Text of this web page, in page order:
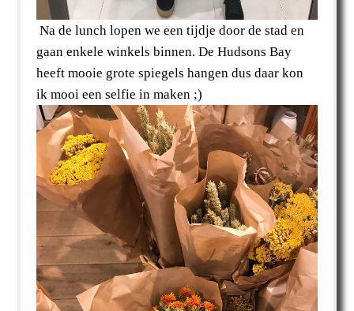
Na de lunch lopen we een tijdje door de stad en
gaan enkele winkels binnen. De Hudsons Bay
heeft mooie grote spiegels hangen dus daar kon
ik mooi een selfie in maken ;)